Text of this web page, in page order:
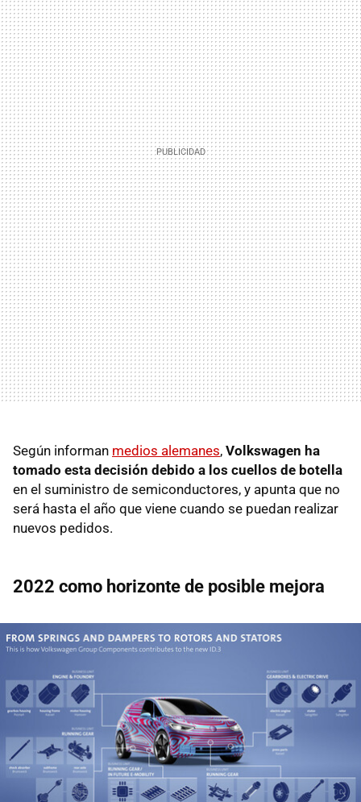
Según informan medios alemanes, Volkswagen ha
tomado esta decisión debido a los cuellos de botella
en el suministro de semiconductores, y apunta que no
será hasta el año que viene cuando se puedan realizar
nuevos pedidos.
2022 como horizonte de posible mejora